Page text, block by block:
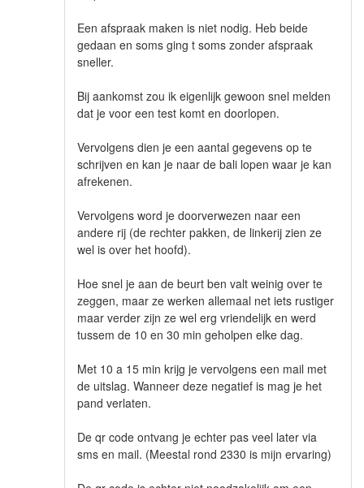
Een afspraak maken is niet nodig. Heb beide
gedaan en soms ging t soms zonder afspraak
sneller.
Bij aankomst zou ik eigenlijk gewoon snel melden
dat je voor een test komt en doorlopen.
Vervolgens dien je een aantal gegevens op te
schrijven en kan je naar de bali lopen waar je kan
afrekenen.
Vervolgens word je doorverwezen naar een
andere rij (de rechter pakken, de linkerij zien ze
wel is over het hoofd).
Hoe snel je aan de beurt ben valt weinig over te
zeggen, maar ze werken allemaal net iets rustiger
maar verder zijn ze wel erg vriendelijk en werd
tussem de 10 en 30 min geholpen elke dag.
Met 10 a 15 min krijg je vervolgens een mail met
de uitslag. Wanneer deze negatief is mag je het
pand verlaten.
De qr code ontvang je echter pas veel later via
sms en mail. (Meestal rond 2330 is mijn ervaring)